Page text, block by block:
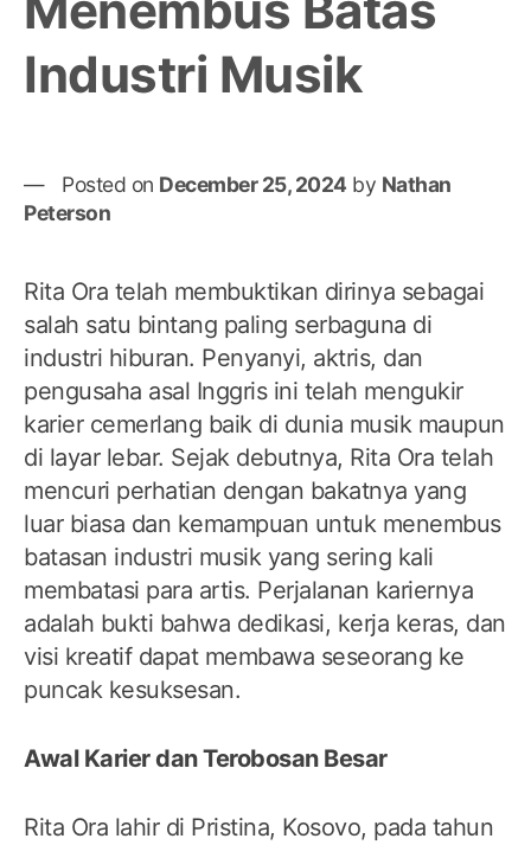
Industri Musik
Posted on December 25, 2024 by Nathan
Peterson
Rita Ora telah membuktikan dirinya sebagai
salah satu bintang paling serbaguna di
industri hiburan. Penyanyi, aktris, dan
pengusaha asal Inggris ini telah mengukir
karier cemerlang baik di dunia musik maupun
di layar lebar. Sejak debutnya, Rita Ora telah
mencuri perhatian dengan bakatnya yang
luar biasa dan kemampuan untuk menembus
batasan industri musik yang sering kali
membatasi para artis. Perjalanan kariernya
adalah bukti bahwa dedikasi, kerja keras, dan
visi kreatif dapat membawa seseorang ke
puncak kesuksesan.
Awal Karier dan Terobosan Besar
Rita Ora lahir di Pristina, Kosovo, pada tahun